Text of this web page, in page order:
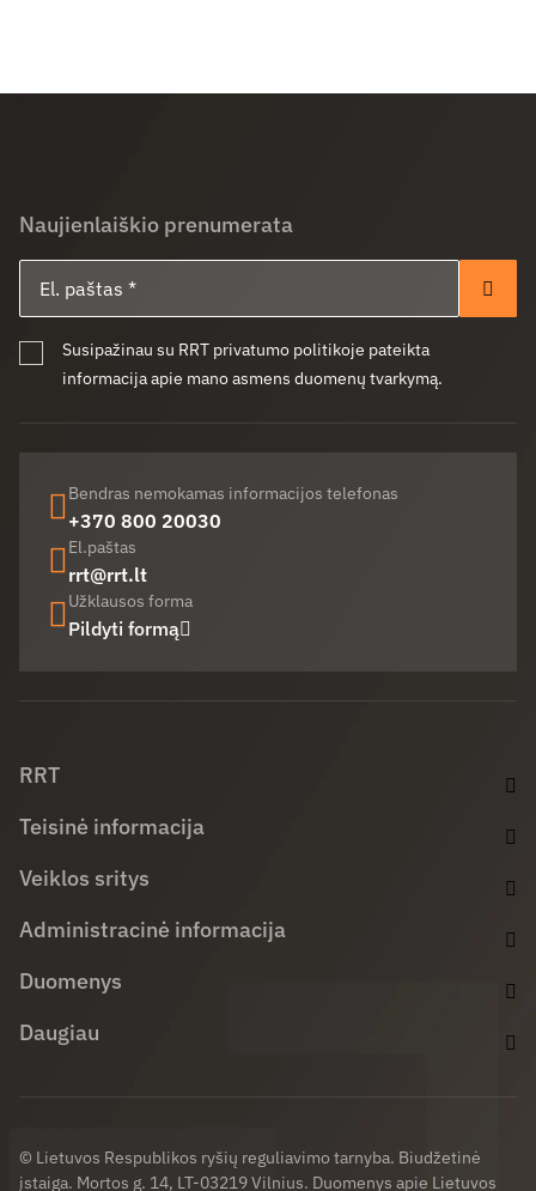
Naujienlaiškio prenumerata
Susipažinau su RRT privatumo politikoje pateikta
informacija apie mano asmens duomenų tvarkymą.
Bendras nemokamas informacijos telefonas
+370 800 20030
El.paštas
rrt@rrt.lt
Užklausos forma
Pildyti formą
RRT
Teisinė informacija
Veiklos sritys
Administracinė informacija
Duomenys
Daugiau
© Lietuvos Respublikos ryšių reguliavimo tarnyba. Biudžetinė
įstaiga. Mortos g. 14, LT-03219 Vilnius. Duomenys apie Lietuvos